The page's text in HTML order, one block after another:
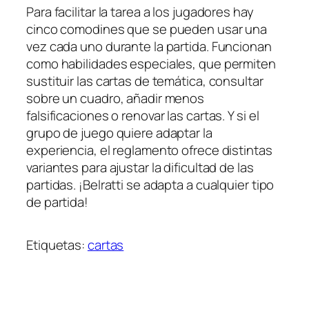
Para facilitar la tarea a los jugadores hay
cinco comodines que se pueden usar una
vez cada uno durante la partida. Funcionan
como habilidades especiales, que permiten
sustituir las cartas de temática, consultar
sobre un cuadro, añadir menos
falsificaciones o renovar las cartas. Y si el
grupo de juego quiere adaptar la
experiencia, el reglamento ofrece distintas
variantes para ajustar la dificultad de las
partidas. ¡Belratti se adapta a cualquier tipo
de partida!
Etiquetas:cartas